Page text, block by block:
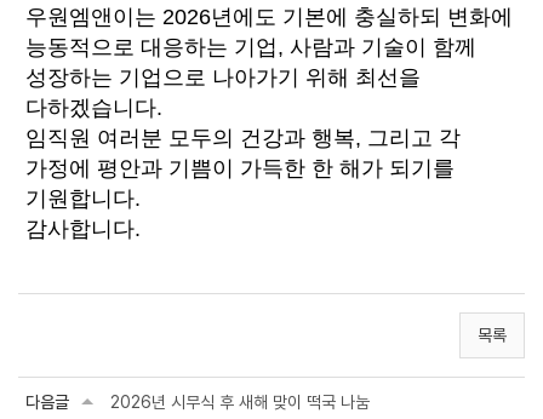
우원엠앤이는 2026년에도 기본에 충실하되 변화에
능동적으로 대응하는 기업, 사람과 기술이 함께
성장하는 기업으로 나아가기 위해 최선을
다하겠습니다.
임직원 여러분 모두의 건강과 행복, 그리고 각
가정에 평안과 기쁨이 가득한 한 해가 되기를
기원합니다.
감사합니다.
목록
다음글 2026년 시무식 후 새해 맞이 떡국 나눔